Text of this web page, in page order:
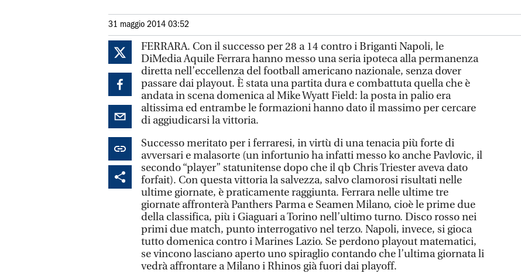
31 maggio 2014 03:52
FERRARA. Con il successo per 28 a 14 contro i Briganti Napoli, le
DiMedia Aquile Ferrara hanno messo una seria ipoteca alla permanenza
diretta nell’eccellenza del football americano nazionale, senza dover
passare dai playout. È stata una partita dura e combattuta quella che è
andata in scena domenica al Mike Wyatt Field: la posta in palio era
altissima ed entrambe le formazioni hanno dato il massimo per cercare
di aggiudicarsi la vittoria.
Successo meritato per i ferraresi, in virtù di una tenacia più forte di
avversari e malasorte (un infortunio ha infatti messo ko anche Pavlovic, il
secondo “player” statunitense dopo che il qb Chris Triester aveva dato
forfait). Con questa vittoria la salvezza, salvo clamorosi risultati nelle
ultime giornate, è praticamente raggiunta. Ferrara nelle ultime tre
giornate affronterà Panthers Parma e Seamen Milano, cioè le prime due
della classifica, più i Giaguari a Torino nell’ultimo turno. Disco rosso nei
primi due match, punto interrogativo nel terzo. Napoli, invece, si gioca
tutto domenica contro i Marines Lazio. Se perdono playout matematici,
se vincono lasciano aperto uno spiraglio contando che l’ultima giornata li
vedrà affrontare a Milano i Rhinos già fuori dai playoff.